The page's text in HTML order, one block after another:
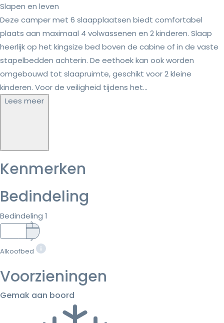
Slapen en leven
Deze camper met 6 slaapplaatsen biedt comfortabel
plaats aan maximaal 4 volwassenen en 2 kinderen. Slaap
heerlijk op het kingsize bed boven de cabine of in de vaste
stapelbedden achterin. De eethoek kan ook worden
omgebouwd tot slaapruimte, geschikt voor 2 kleine
kinderen. Voor de veiligheid tijdens het...
Lees meer
Kenmerken
Bedindeling
Bedindeling 1
Alkoofbed
Voorzieningen
Gemak aan boord